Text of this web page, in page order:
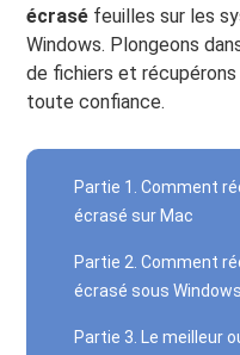
écrasé feuilles sur les
Windows. Plongeons
de fichiers et
toute confiance.
Partie 1. Comment
écrasé sur Mac
Partie 2. Comment
écrasé sous Windows
Partie 3. Le meilleur